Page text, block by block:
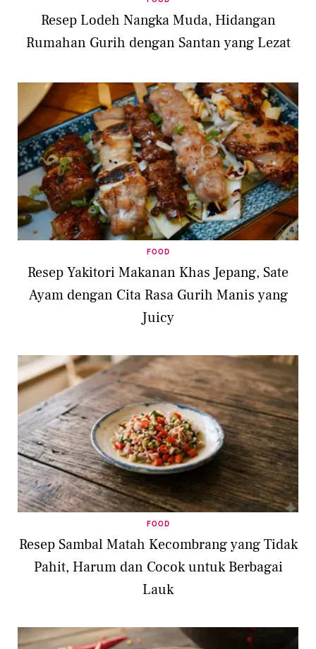
Resep Lodeh Nangka Muda, Hidangan
Rumahan Gurih dengan Santan yang Lezat
FOOD
Resep Yakitori Makanan Khas Jepang, Sate
Ayam dengan Cita Rasa Gurih Manis yang
Juicy
FOOD
Resep Sambal Matah Kecombrang yang Tidak
Pahit, Harum dan Cocok untuk Berbagai
Lauk